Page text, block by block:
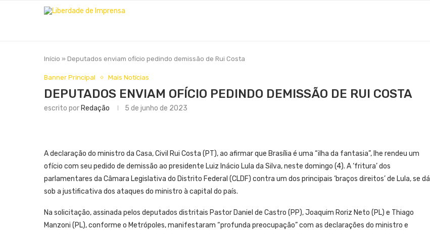
Início » Deputados enviam ofício pedindo demissão de Rui Costa
Banner Principal Mais Notícias
DEPUTADOS ENVIAM OFÍCIO PEDINDO DEMISSÃO DE RUI COSTA
escrito por Redação 5 de junho de 2023
A declaração do ministro da Casa, Civil Rui Costa (PT), ao afirmar que Brasília é uma “ilha da fantasia”, lhe rendeu um
ofício com seu pedido de demissão ao presidente Luiz Inácio Lula da Silva, neste domingo (4). A ‘fritura’ dos
parlamentares da Câmara Legislativa do Distrito Federal (CLDF) contra um dos principais ‘braços direitos’ de Lula, se dá
sob a justificativa dos ataques do ministro à capital do país.
Na solicitação, assinada pelos deputados distritais Pastor Daniel de Castro (PP), Joaquim Roriz Neto (PL) e Thiago
Manzoni (PL), conforme o Metrópoles, manifestaram “profunda preocupação” com as declarações do ministro e